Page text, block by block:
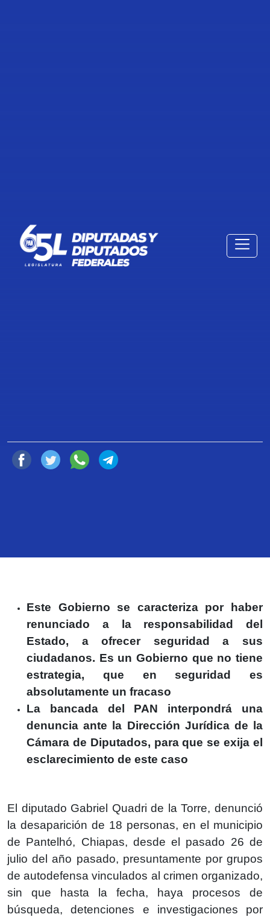
Este Gobierno se caracteriza por haber
renunciado a la responsabilidad del
Estado, a ofrecer seguridad a sus
ciudadanos. Es un Gobierno que no tiene
estrategia, que en seguridad es
absolutamente un fracaso
La bancada del PAN interpondrá una
denuncia ante la Dirección Jurídica de la
Cámara de Diputados, para que se exija el
esclarecimiento de este caso
El diputado Gabriel Quadri de la Torre, denunció
la desaparición de 18 personas, en el municipio
de Pantelhó, Chiapas, desde el pasado 26 de
julio del año pasado, presuntamente por grupos
de autodefensa vinculados al crimen organizado,
sin que hasta la fecha, haya procesos de
búsqueda, detenciones e investigaciones por